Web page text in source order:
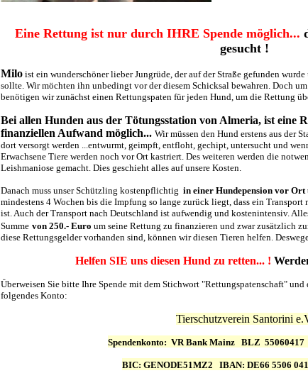
Eine Rettung ist nur durch IHRE Spende möglich...
gesucht !
Milo ist ein wunderschöner lieber Jungrüde, der auf der Straße gefunden
sollte. Wir möchten ihn unbedingt vor der diesem Schicksal bewahren. Doch
benötigen wir zunächst einen Rettungspaten für jeden Hund, um die Rettung
Bei allen Hunden aus der Tötungsstation von Almeria, ist eine
finanziellen Aufwand möglich... Wir müssen den Hund erstens aus der
dort versorgt werden ...entwurmt, geimpft, entfloht, gechipt, untersucht und
Erwachsene Tiere werden noch vor Ort kastriert. Des weiteren werden die
Leishmaniose gemacht. Dies geschieht alles auf unsere Kosten.
Danach muss unser Schützling kostenpflichtig in einer Hundepension vor Ort
mindestens 4 Wochen bis die Impfung so lange zurück liegt, dass ein
ist. Auch der Transport nach Deutschland ist aufwendig und kostenintensiv.
Summe von 250.- Euro um seine Rettung zu finanzieren und zwar zusätzlich
diese Rettungsgelder vorhanden sind, können wir diesen Tieren helfen.
Helfen SIE uns diesen Hund zu retten... !
Überweisen Sie bitte Ihre Spende mit dem Stichwort "Rettungspatenschaft" und
folgendes Konto:
Tierschutzverein Santorini
Spendenkonto: VR Bank Mainz BLZ 55060417
BIC: GENODE51MZ2 IBAN: DE66 5506